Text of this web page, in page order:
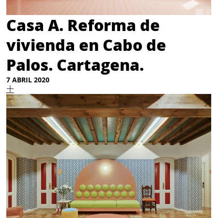
Casa A. Reforma de
vivienda en Cabo de
Palos. Cartagena.
7 ABRIL 2020